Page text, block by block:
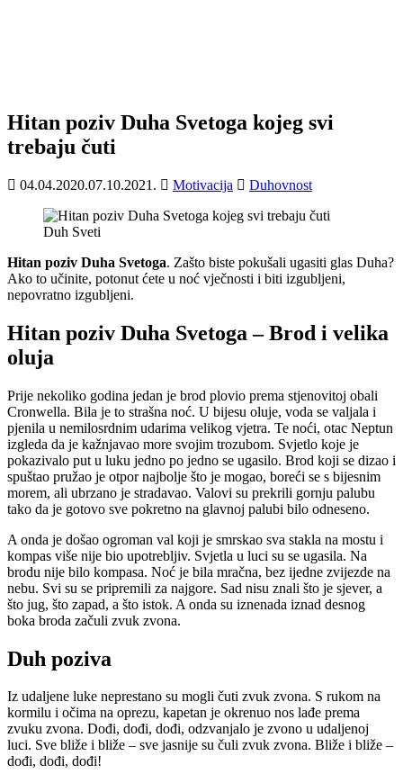
Hitan poziv Duha Svetoga kojeg svi
trebaju čuti
04.04.2020.07.10.2021. Motivacija Duhovnost
Duh Sveti
Hitan poziv Duha Svetoga. Zašto biste pokušali ugasiti glas Duha?
Ako to učinite, potonut ćete u noć vječnosti i biti izgubljeni,
nepovratno izgubljeni.
Hitan poziv Duha Svetoga – Brod i velika
oluja
Prije nekoliko godina jedan je brod plovio prema stjenovitoj obali
Cronwella. Bila je to strašna noć. U bijesu oluje, voda se valjala i
pjenila u nemilosrdnim udarima velikog vjetra. Te noći, otac Neptun
izgleda da je kažnjavao more svojim trozubom. Svjetlo koje je
pokazivalo put u luku jedno po jedno se ugasilo. Brod koji se dizao i
spuštao pružao je otpor najbolje što je mogao, boreći se s bijesnim
morem, ali ubrzano je stradavao. Valovi su prekrili gornju palubu
tako da je gotovo sve pokretno na glavnoj palubi bilo odneseno.
A onda je došao ogroman val koji je smrskao sva stakla na mostu i
kompas više nije bio upotrebljiv. Svjetla u luci su se ugasila. Na
brodu nije bilo kompasa. Noć je bila mračna, bez ijedne zvijezde na
nebu. Svi su se pripremili za najgore. Sad nisu znali što je sjever, a
što jug, što zapad, a što istok. A onda su iznenada iznad desnog
boka broda začuli zvuk zvona.
Duh poziva
Iz udaljene luke neprestano su mogli čuti zvuk zvona. S rukom na
kormilu i očima na oprezu, kapetan je okrenuo nos lađe prema
zvuku zvona. Dođi, dođi, dođi, odzvanjalo je zvono u udaljenoj
luci. Sve bliže i bliže – sve jasnije su čuli zvuk zvona. Bliže i bliže –
dođi, dođi, dođi!